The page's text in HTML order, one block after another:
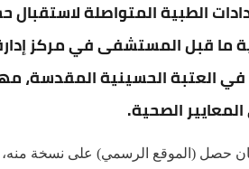
الطبية المتواصلة
ما قبل المستشفى في مركز
في العتبة الحسينية
الصحية.
حصل (الموقع الرسمي) على نسخة منه،